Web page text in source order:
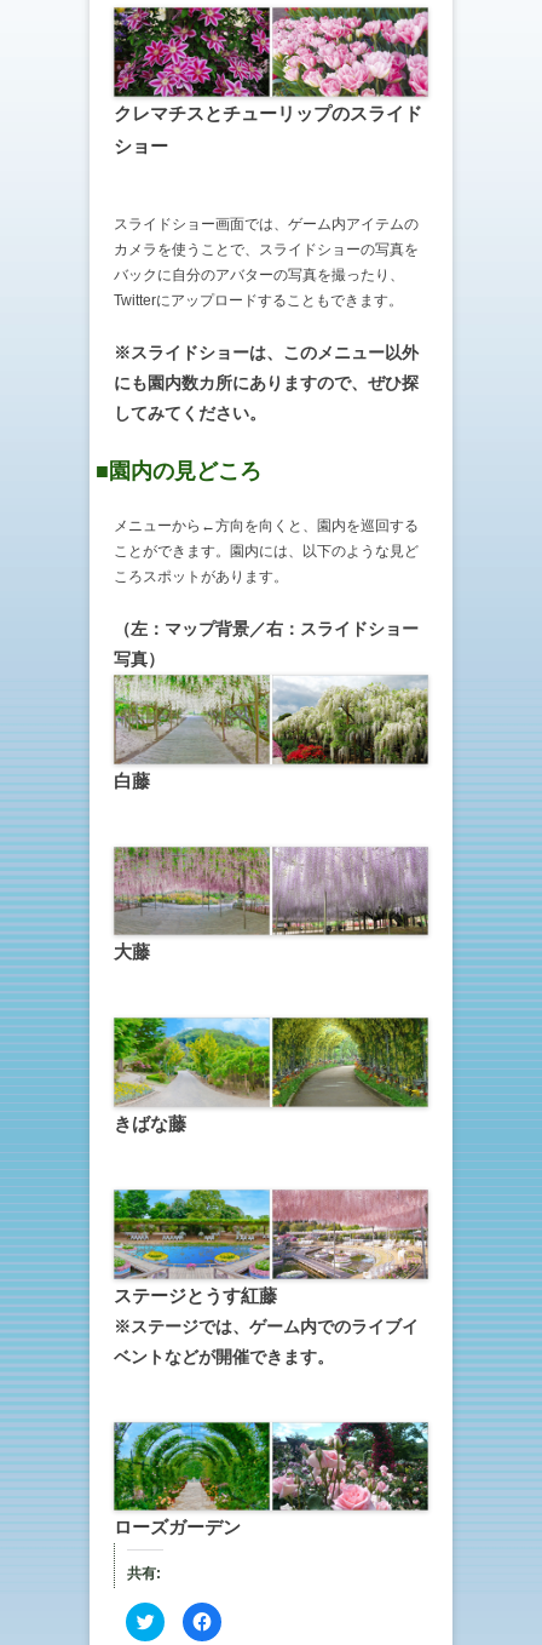
クレマチスとチューリップのスライド
ショー
スライドショー画面では、ゲーム内アイテムの
カメラを使うことで、スライドショーの写真を
バックに自分のアバターの写真を撮ったり、
Twitterにアップロードすることもできます。
※スライドショーは、このメニュー以外
にも園内数カ所にありますので、ぜひ探
してみてください。
■園内の見どころ
メニューから←方向を向くと、園内を巡回する
ことができます。園内には、以下のような見ど
ころスポットがあります。
（左：マップ背景／右：スライドショー
写真）
白藤
大藤
きばな藤
ステージとうす紅藤
※ステージでは、ゲーム内でのライブイ
ベントなどが開催できます。
ローズガーデン
共有:
ク
リ
F
a